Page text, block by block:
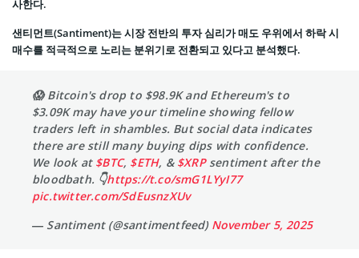
사한다.
샌티먼트(Santiment)는 시장 전반의 투자 심리가 매도 우위에서 하락 시
매수를 적극적으로 노리는 분위기로 전환되고 있다고 분석했다.
😱 Bitcoin's drop to $98.9K and Ethereum's to
$3.09K may have your timeline showing fellow
traders left in shambles. But social data indicates
there are still many buying dips with confidence.
We look at $BTC, $ETH, & $XRPsentiment after the
bloodbath. 👇https://t.co/smG1LYyI77
pic.twitter.com/SdEusnzXUv
— Santiment (@santimentfeed) November 5, 2025